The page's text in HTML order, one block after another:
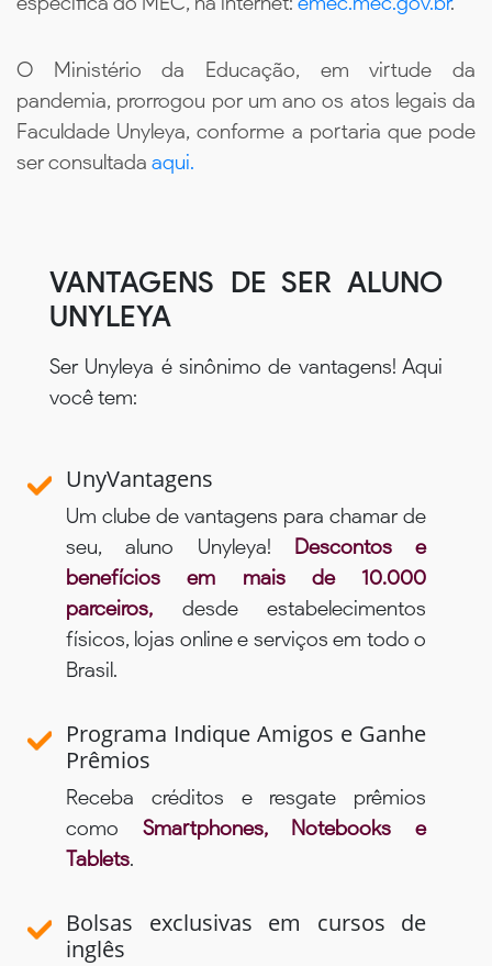
O Ministério da Educação, em virtude da
pandemia, prorrogou por um ano os atos legais da
Faculdade Unyleya, conforme a portaria que pode
ser consultada aqui.
VANTAGENS DE SER ALUNO
UNYLEYA
Ser Unyleya é sinônimo de vantagens! Aqui
você tem:
UnyVantagens
Um clube de vantagens para chamar de
seu, aluno Unyleya! Descontos e
benefícios em mais de 10.000
parceiros, desde estabelecimentos
físicos, lojas online e serviços em todo o
Brasil.
Programa Indique Amigos e Ganhe
Prêmios
Receba créditos e resgate prêmios
como Smartphones, Notebooks e
Tablets.
Bolsas exclusivas em cursos de
inglês